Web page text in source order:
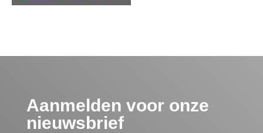
Aanmelden voor onze
nieuwsbrief